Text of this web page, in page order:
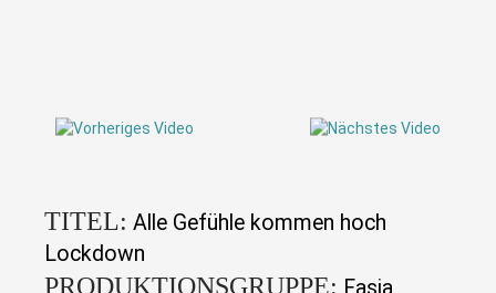
TITEL: Alle Gefühle kommen hoch
Lockdown
PRODUKTIONSGRUPPE: